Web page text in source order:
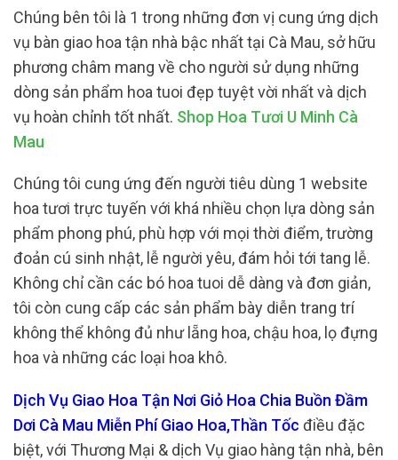
Chúng bên tôi là 1 trong những đơn vị cung ứng dịch
vụ bàn giao hoa tận nhà bậc nhất tại Cà Mau, sở hữu
phương châm mang về cho người sử dụng những
dòng sản phẩm hoa tuoi đẹp tuyệt vời nhất và dịch
vụ hoàn chỉnh tốt nhất. Shop Hoa Tươi U Minh Cà
Mau
Chúng tôi cung ứng đến người tiêu dùng 1 website
hoa tươi trực tuyến với khá nhiều chọn lựa dòng sản
phẩm phong phú, phù hợp với mọi thời điểm, trường
đoản cú sinh nhật, lễ người yêu, đám hỏi tới tang lễ.
Không chỉ cần các bó hoa tuoi dễ dàng và đơn giản,
tôi còn cung cấp các sản phẩm bày diễn trang trí
không thể không đủ như lẵng hoa, chậu hoa, lọ đựng
hoa và những các loại hoa khô.
Dịch Vụ Giao Hoa Tận Nơi Giỏ Hoa Chia Buồn Đầm
Dơi Cà Mau Miễn Phí Giao Hoa,Thần Tốc điều đặc
biệt, với Thương Mại & dịch Vụ giao hàng tận nhà, bên